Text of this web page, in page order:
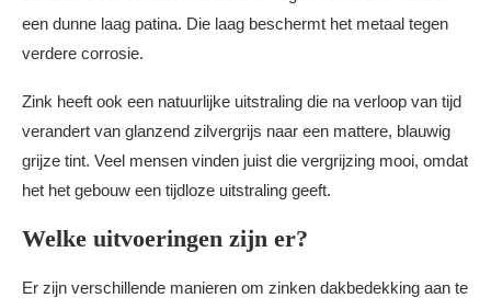
een dunne laag patina. Die laag beschermt het metaal tegen
verdere corrosie.
Zink heeft ook een natuurlijke uitstraling die na verloop van tijd
verandert van glanzend zilvergrijs naar een mattere, blauwig
grijze tint. Veel mensen vinden juist die vergrijzing mooi, omdat
het het gebouw een tijdloze uitstraling geeft.
Welke uitvoeringen zijn er?
Er zijn verschillende manieren om zinken dakbedekking aan te